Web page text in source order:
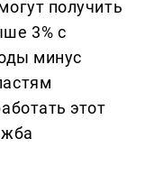
получить
3% с
минус
этот